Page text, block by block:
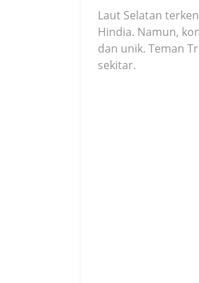
Laut Selatan
Hindia. Namun,
dan unik. Teman
sekitar.